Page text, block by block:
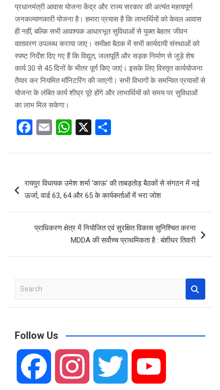
प्रधानमंत्री आवास योजना केंद्र और राज्य सरकार की अत्यंत महत्वपूर्ण
जनकल्याणकारी योजना है। हमारा प्रयास है कि लाभार्थियों को केवल आवास
ही नहीं, बल्कि सभी आवश्यक आधारभूत सुविधाओं से युक्त बेहतर जीवन
वातावरण उपलब्ध कराया जाए। समीक्षा बैठक में सभी कार्यदायी संस्थाओं को
स्पष्ट निर्देश दिए गए हैं कि विद्युत, जलापूर्ति और सड़क निर्माण से जुड़े शेष
कार्य 30 से 45 दिनों के भीतर पूर्ण किए जाएं। इसके लिए विस्तृत कार्ययोजना
तैयार कर नियमित मॉनिटरिंग की जाएगी। सभी विभागों के समन्वित प्रयासों से
योजना के लंबित कार्य शीघ्र पूरे होंगे और लाभार्थियों को समय पर सुविधाओं
का लाभ मिल सकेगा।
F
ce
o
k
E
ail
W
at
A
p
X
ar
e
navigation
रायपुर विधायक उमेश शर्मा ‘काऊ’ की ताबड़तोड़ बैठकों से संगठन में नई
ऊर्जा, वार्ड 63, 64 और 65 के कार्यकर्ताओं में भरा जोश
प्राधिकरण क्षेत्र में नियोजित एवं सुरक्षित विकास सुनिश्चित करना
MDDA की सर्वोच्च प्राथमिकता है : बंशीधर तिवारी
a
c
Follow Us